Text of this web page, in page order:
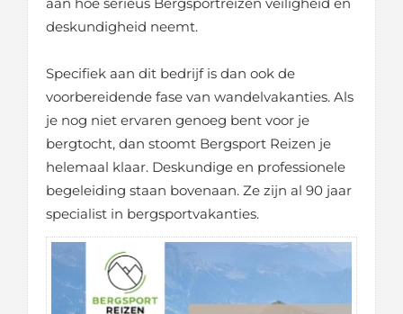
deskundigheid neemt.
Specifiek aan dit bedrijf is dan ook de
voorbereidende fase van wandelvakanties. Als
je nog niet ervaren genoeg bent voor je
bergtocht, dan stoomt Bergsport Reizen je
helemaal klaar. Deskundige en professionele
begeleiding staan bovenaan. Ze zijn al 90 jaar
specialist in bergsportvakanties.